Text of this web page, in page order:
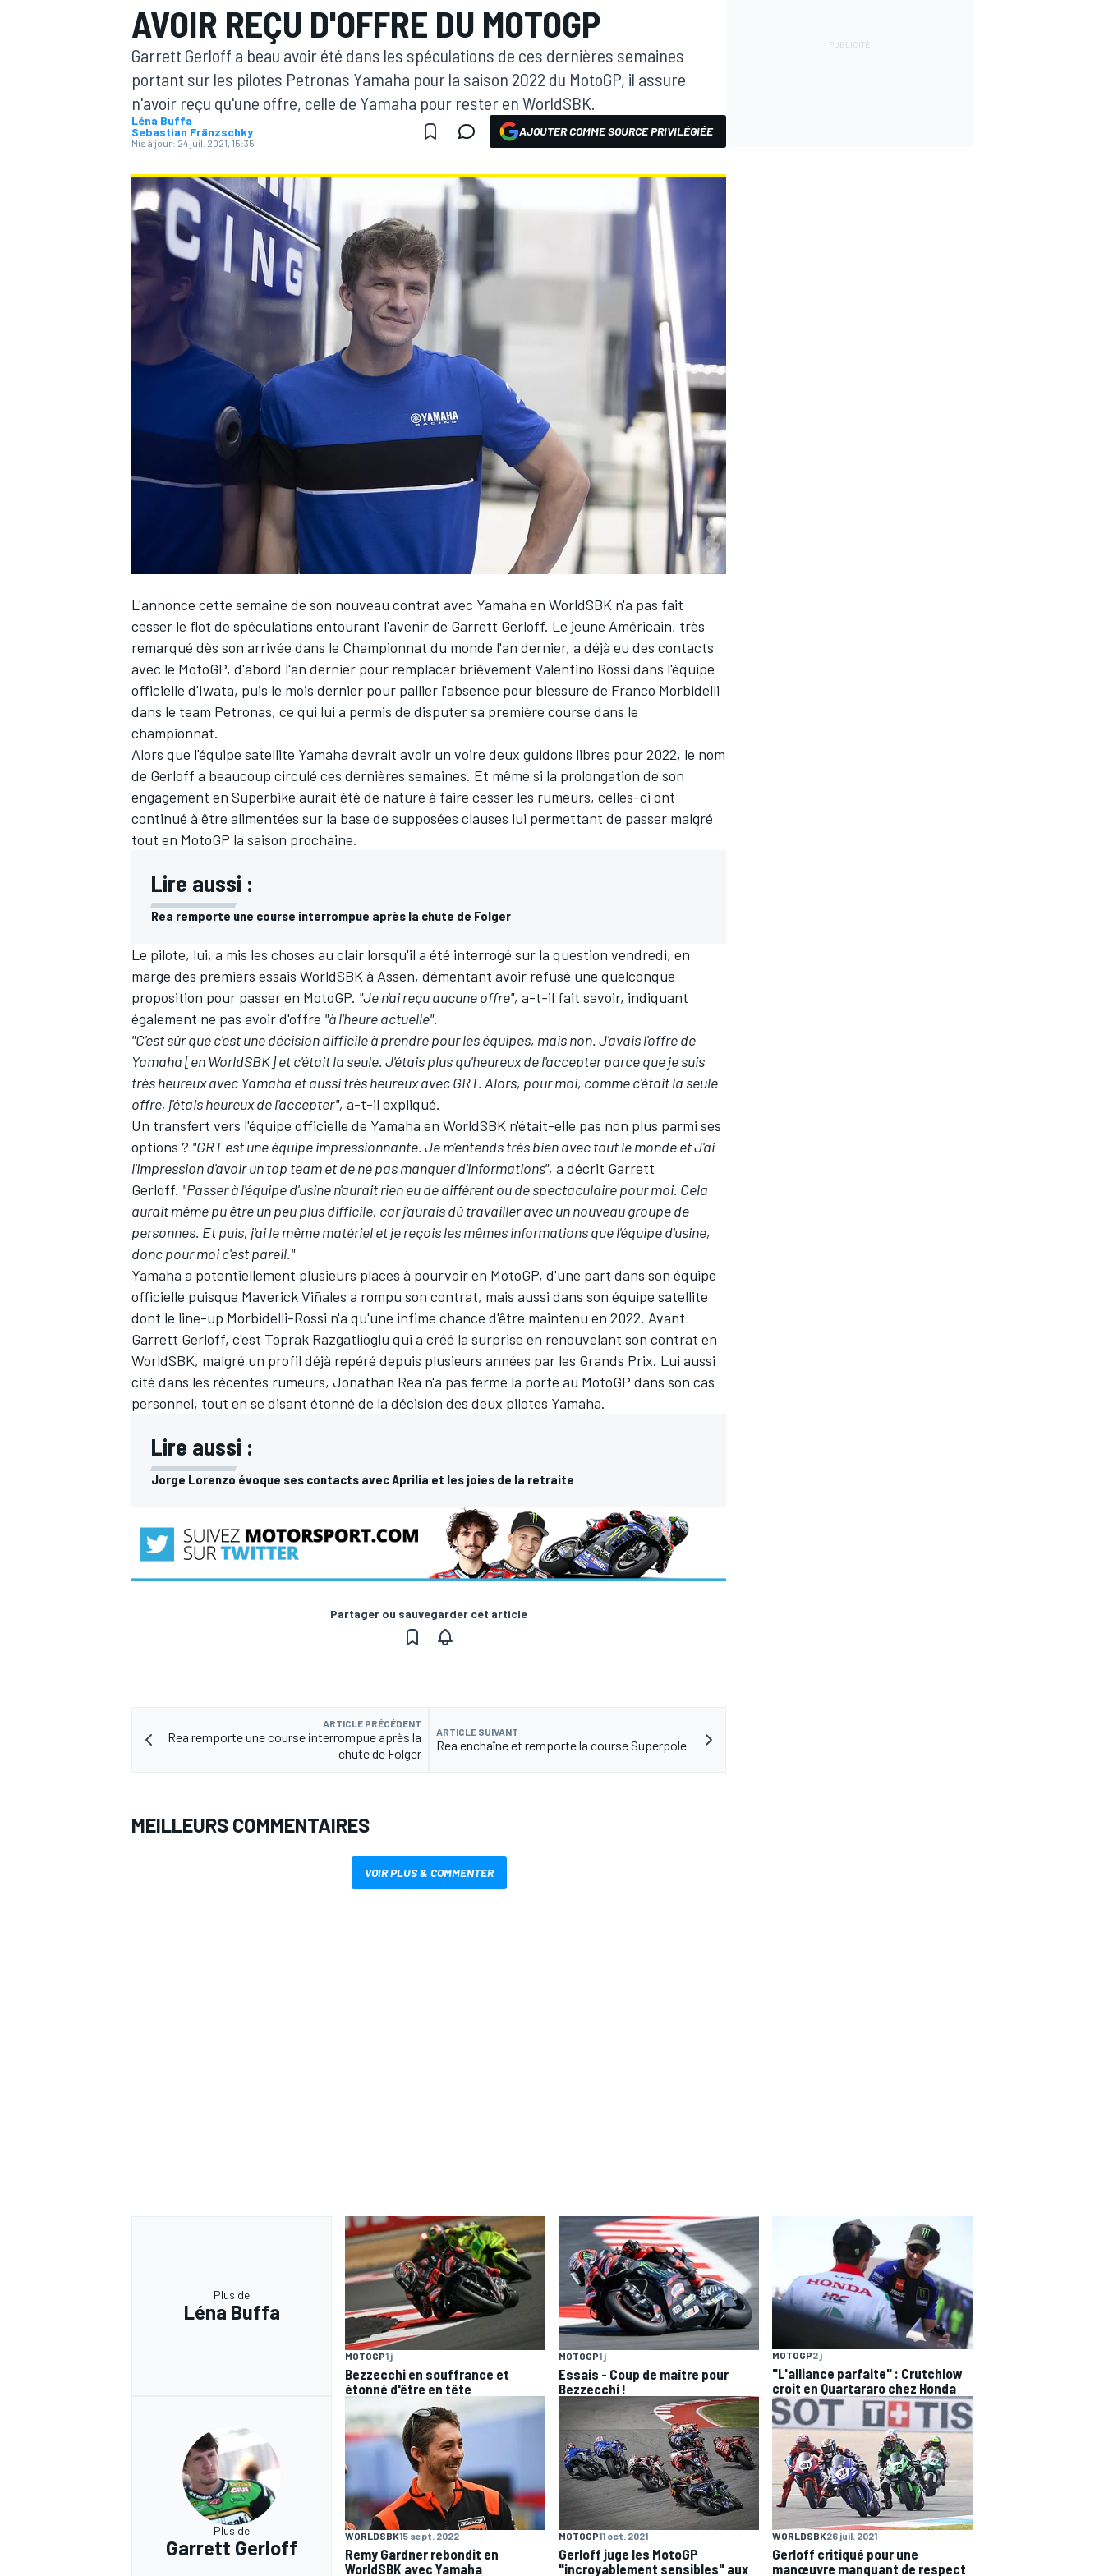
MOTOGP
WEC
AVOIR REÇU D'OFFRE DU MOTOGP
Garrett Gerloff a beau avoir été dans les spéculations de ces dernières semaines
portant sur les pilotes Petronas Yamaha pour la saison 2022 du MotoGP, il assure
n'avoir reçu qu'une offre, celle de Yamaha pour rester en WorldSBK.
Léna Buffa
Sebastian Fränzschky
Mis à jour: 24 juil. 2021, 15:35
AJOUTER COMME SOURCE PRIVILÉGIÉE
L'annonce cette semaine de son nouveau contrat avec Yamaha en WorldSBK n'a pas fait
cesser le flot de spéculations entourant l'avenir de Garrett Gerloff. Le jeune Américain, très
remarqué dès son arrivée dans le Championnat du monde l'an dernier, a déjà eu des contacts
avec le MotoGP, d'abord l'an dernier pour remplacer brièvement Valentino Rossi dans l'équipe
officielle d'Iwata, puis le mois dernier pour pallier l'absence pour blessure de Franco Morbidelli
dans le team Petronas, ce qui lui a permis de disputer sa première course dans le
championnat.
Alors que l'équipe satellite Yamaha devrait avoir un voire deux guidons libres pour 2022, le nom
de Gerloff a beaucoup circulé ces dernières semaines. Et même si la prolongation de son
engagement en Superbike aurait été de nature à faire cesser les rumeurs, celles-ci ont
continué à être alimentées sur la base de supposées clauses lui permettant de passer malgré
tout en MotoGP la saison prochaine.
Lire aussi :
Rea remporte une course interrompue après la chute de Folger
Le pilote, lui, a mis les choses au clair lorsqu'il a été interrogé sur la question vendredi, en
marge des premiers essais WorldSBK à Assen, démentant avoir refusé une quelconque
proposition pour passer en MotoGP. "Je n'ai reçu aucune offre", a-t-il fait savoir, indiquant
également ne pas avoir d'offre "à l'heure actuelle".
"C'est sûr que c'est une décision difficile à prendre pour les équipes, mais non. J'avais l'offre de
Yamaha [en WorldSBK] et c'était la seule. J'étais plus qu'heureux de l'accepter parce que je suis
très heureux avec Yamaha et aussi très heureux avec GRT. Alors, pour moi, comme c'était la seule
offre, j'étais heureux de l'accepter", a-t-il expliqué.
Un transfert vers l'équipe officielle de Yamaha en WorldSBK n'était-elle pas non plus parmi ses
options ? "GRT est une équipe impressionnante. Je m'entends très bien avec tout le monde et J'ai
l'impression d'avoir un top team et de ne pas manquer d'informations", a décrit Garrett
Gerloff. "Passer à l'équipe d'usine n'aurait rien eu de différent ou de spectaculaire pour moi. Cela
aurait même pu être un peu plus difficile, car j'aurais dû travailler avec un nouveau groupe de
personnes. Et puis, j'ai le même matériel et je reçois les mêmes informations que l'équipe d'usine,
donc pour moi c'est pareil."
Yamaha a potentiellement plusieurs places à pourvoir en MotoGP, d'une part dans son équipe
officielle puisque Maverick Viñales a rompu son contrat, mais aussi dans son équipe satellite
dont le line-up Morbidelli-Rossi n'a qu'une infime chance d'être maintenu en 2022. Avant
Garrett Gerloff, c'est Toprak Razgatlioglu qui a créé la surprise en renouvelant son contrat en
WorldSBK, malgré un profil déjà repéré depuis plusieurs années par les Grands Prix. Lui aussi
cité dans les récentes rumeurs, Jonathan Rea n'a pas fermé la porte au MotoGP dans son cas
personnel, tout en se disant étonné de la décision des deux pilotes Yamaha.
Lire aussi :
Jorge Lorenzo évoque ses contacts avec Aprilia et les joies de la retraite
Partager ou sauvegarder cet article
ARTICLE PRÉCÉDENT
Rea remporte une course interrompue après la
chute de Folger
ARTICLE SUIVANT
Rea enchaîne et remporte la course Superpole
MEILLEURS COMMENTAIRES
VOIR PLUS & COMMENTER
Plus de
Léna Buffa
MOTOGP1 j
Bezzecchi en souffrance et
étonné d'être en tête
MOTOGP1 j
Essais - Coup de maître pour
Bezzecchi !
MOTOGP2 j
"L'alliance parfaite" : Crutchlow
croit en Quartararo chez Honda
Plus de
Garrett Gerloff
WORLDSBK15 sept. 2022
Remy Gardner rebondit en
WorldSBK avec Yamaha
MOTOGP11 oct. 2021
Gerloff juge les MotoGP
"incroyablement sensibles" aux
WORLDSBK26 juil. 2021
Gerloff critiqué pour une
manœuvre manquant de respect